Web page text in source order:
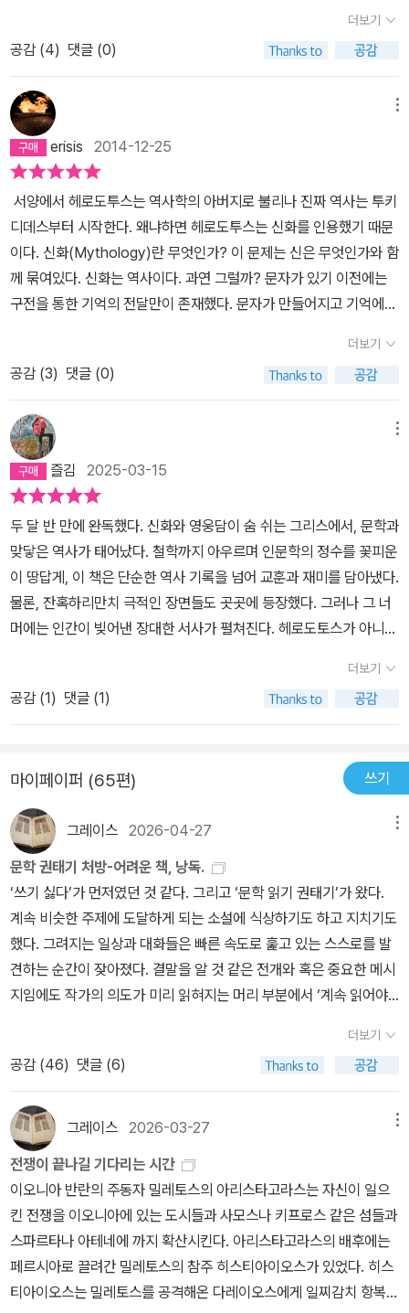
급되어 있다.이 글은 할리카르낫소스 출신 헤로도토스가 제출하는 탐
사 보고서다.그 목적은 인간들의 행적들이 시간이 지나면서 망각되
도 놀라운 업적들이사라지는 것을 막고, 무엇보다도 헬라스인들과비
헬라스인들이 서로 전쟁을 하게 된 원인을 밝히는 데 있다.5. 책의 신
빙성나는 솔직히 말해 아이귑토스의 경계 말고 아시아와 리뷔에의 경
계를 알지 못한다.(2권 17장)내가 지금까지 아이귑토스에 관해 말한
것은 내가 직접 보고 판단하고 탐사한 것에 근거한다. (2권 99장)나
는 들은 것을 전할 의무는 있지만, 들은 것을 다 믿을 의무는 없으며,
이 말은 이 책 전체에 적용된다. (7권 152장)정복하러 간 각 부족들
과 마주칠 때 그 부족의 유래와 관습, 중요인물들의 에피소드에 대해
상세하게 설명한 후 다시 사건을 진행하는 방식을 사용한다. 직접 여
해를 덧붙인다.6. 책의 내용페르시아 제국의 기틀을 마련한 퀴로스 2
세(재위 BC 559~529) 시기의 뤼디아와 메디아 왕국 정복,캄뷔세
스 2세(재위 BC 530~522) 시기의 아이귑토스(이집트) 정복, 다레
이오스 1세(재위 BC 522~486) 시기의 스퀴티스(스키타이) 및 리
뷔에(북아프리카) 원정 실패, 이오니아 반란(BC494), 마라톤 전투
참패(BC 490)를 통한 헬라스 원정 실패, 크세르크세스 1세(재위 B
C 486~465) 시기의 테르모퓔라이 전투, 아르테미시온 해전, 살라
미스 해전(BC 480), 플라타이아이 전투, 뮈칼레 전투(BC 479)를
통한 헬라스 원정 실패를 다루고 있다.수많은 에피소드가 있지만, 특
히 기억에 남는 에피소드는 다음과 같다.1권 29~33장 솔론과 크로이
소스크로이소스 : 세상에서 가장 행복한 사람은 누구인가?솔론 : 무
슨 일이든 그 결말이 어떻게 되는지 눈여겨 보아야 하옵니다. 신께서
2권 86장 아이귑토스 미이라 제작3권 39~43장 사모스 참주 폴뤼
통해서 다시 되찾은 운좋은 폴뤼크라테스 이야기매사에 성공하는 것
보다는 성공과 실패를 거듭하며 살아가는 것이 더 낫기 때문입니다.
매사에 성공하는 사람치고 말로가 비참하지 않은 사람의 이야기를 들
어본 적이 없기에 하는 말입니다.4권 73장 스퀴타이족 사우나4권 1
49장 오이디푸스 가문 요절6권 105장 마라톤 전투 원군을 스파르테
에 요청한 전령 필립피데스7권 35장 헬레스폰토스 바다를 채찍질하
는 크세르크세스7권 226장 테르모퓔라이 전투의 영웅 레오니다스와
디에네케스페르시아인들과의 전투가 시작되기 전 그는 어떤 트라키
스인에게서 페르시아인들이 활을 쏘면 화살들에 해가 가려질만큼 그
들의 수가 엄청나다는 말을 들었다고 한다. 그러나 그는 페르시아인
키스 친구여, 그대는 좋은소식을 전해주시는구려. 페르시아인들이 해
를 가려준다면, 우리는 햇볕이 아닌 그늘에서 싸우게 될 테니 말이
오.”7. 그리스-페르시아 전쟁의 원인그렇다면 헤로도토스가 말하고
싶었던 그리스-페르시아 전쟁의 원인은 무엇일까?이 20척의 함선은
헬라스인들에게도,비헬라스인들에게도 화근이 되었다. (5권 97장)
다레이오스는 이오니아인들이 반기를 든 대가를 톡톡히 치르게 되리
라는 것을 잘 알고 있었기에 그들에 관해서는 아무언급도 않고 아테
나이인들이 누구냐고 물었다고 한다. 그리고 대답을 듣고 나서 활을
달라고 하더니 시위에 화살을 얹고는 하늘을 향해 쏘았다고 한다. 그
리고 허공을 향해 화살을 쏘며 외쳤다고 한다. “제우스시여, 제가 아
테나이인들을 응징할 수 있게 해주소서!” 그렇게 말하고 나서 그는 시
고 여전히 전투의 승리를 위해 인신공양을 하거나 내장점을 치는 등
야만과 문명이 공존하는 공간이었음을 여실히 보여주고 있다. 신은
떠났어도 신탁의 위력은 사후적으로 공인되고 있는 것이다. 둘째, 현
명한 조언자인 데마라토스가 스파르테를 떠나 페르시아에 충성을 하
게 된 계기나 텟살리아인들이 오로지 포키스인들에 대한 적대감에서
페르시아에 부역하는 상황 등을 통해 하나의 큰 사건 안에서도 다른
이해관계에 얽힌 작은 사건들이 별도로 운행되고 있음을 잘 짚어준
다. 정혼 약속 때문에 아카이오이족이 합심하여 참전한 트로이 전쟁
의 낭만은 더 이상 찾아볼 수 없다. 마지막으로, 페르시아 전쟁을 통해
확립된 ‘헬라스인’들의 정체성과 결속감을 들 수 있다. 헤로도토스가
아테나이 사절단의 입을 빌려 말하고 있듯이, 서로 투닥거리면서도
개성을 지닌 도시국가들이 존망의 위기를 맞이하여, 점점이 떨어져
연히 구별되는 언어와 관습을 지니고 있다는 자각에 눈을 뜨게 된 것
이다. 이 발견은 일인 군주 치하의 예속을 거부하고 자유의 위대함을
천명한 대목과 함께 그리스 사회의 빛나는 문명화를 대변하지만 흡사
신의 장난처럼 거대한 적을 물리치고 난 후에 싹튼 사회적 오만함은
그 토대를 완전히 뿌리 뽑아버렸다. 페르시아 전쟁의 놀라운 승리는
그리스를 단결시켰지만 자신들의 힘을 과신하게 만들었고 종국에는
펠로폰네소스 전쟁이라는 끔찍한 내전을 불러왔다.
헬라스가 그리스를 통칭하는 말인지를 알 수 없다면 내용을 이해하기
어렵다. 지리를 아는 것이 중요하다고 했는데, 지도를 봐도 당시의 명
도에서 찾아야 한다. 뤼디아 왕국의 수도였고, 페르시아에 병합된 후
중요한 지역이었던 사르데이스는 현재 튀니키예 마니사주 샤르트이
다. 다행히 <역사>에 몇 장의 지도가 있다. 그 당시의 지역명으로 표
기된 지도를 통해 전체적인 조망이 가능하지만, 책에 언급된 모든 지
역과 도시를 포함하고 있지는 않다. 이 책의저자인 헤로도토스는 기
원전 485년에 태어났다고 한다. 처음에 <역사>가 그리스-페르시아
전쟁에 대한 역사책으로 알았다. 그래서, 당연히 헤로도토스가 그리
스인이라고 생각했는데,책을 구매 후 읽어 보니 그는 소아시아 서남
부 카리아 지방의할리카르낫소스 시에서 태어났다고 한다. 이곳은 현
지방은 그리스 문화권이었기때문에 헤로도토스도 그리스의 영향을
많이 받았을 것이다. 이오니아는 에게해에 접한 튀르키예 남서부 지
역를 칭하는 말이다. 헤로도토스는 방대한 기록을 남겼다.헤로도토스
가대단한 저술가라고 말할 수 있다. 기원 전 시대에 기록물이 있던 것
도 아니고, 교통이 편한 것도 아니지만, 많은 지역을 직접 방문하고,탐
문하면서 기록을 남겼다는 것은 놀랄 일이다. 북아프리카, 이집트, 에
티오피아, 시리아, 이라크, 이란, 튀르키에, 불가리아, 그리스,시칠리
아 등을 여행하는 것도 쉽지 않은데, 여행하면서 기록하고, 듣고, 정리
하고, 후대에 글로 남겼다는 점은존경스럽다. 물론, 헤로도토스가 남
긴 많은 내용들이 사실이 아닐 수도 있다. 하지만, 그는 하나의 사건에
서로 다른 내용을 들었다면, 그것들을밝히고, 자신의 견해를 남긴다.
헤로도토스는 헬라스도시국가들과의 전쟁의 도화선이 된 이오니아
시아에 대해 적대적이지 않고, 객관성을 유지한다. 영화 300에서의
어처구니없는 페르시아의 묘사나 시오노 나나미의 그리스, 로마에 대
한 지나친 칭송보다 헤로도토스가 더 객관적인 저술가라고 생각한다.
리카 리비아) 내륙의 기후, 네일로스강(나일강)의 기원, 아이귑토스
와 아이티오피아의 관계 등을 설명했고, 각 민족의문화 및 생활 등에
대해 소개를 했다. 참으로 대단한 열정을 소유한 뛰어난 저술가라고
생각한다. 이제 페르시아의 발자취를 따라가보자. 페르시아의퀴로
스가 메디아와 뤼디아를 멸망시키고, 페르시아 제국을 만든다. 그리
고, 퀴로스의 아들인 캄뷔세스가 즉위 후 바뷜론, 이오니아, 소아시아,
아이큅토스를 침공해서 점령한다. 아이큅토스는 오늘날의 이집트이
다. 캄뷔세스가 폭정을 일삼자 다레이오스가 반란을 일으켜 페르시아
왕이 된다.다레이오스는 스퀴티스족을 징벌하기 위해 헬레스폰토스
크라이나까지 진출가지만,유목민인 스퀴티스는일정한 거처가 없었기
때문에 이 정벌은 실패한다. 그후 이오니아 지역에서 반란이 일어나
고, 아테나이가 지원 병력을 파견함으로써 그리스와 페르시아의 전쟁
이 시작된다. 당시페르시아는 엄청난 제국이었고, 아테나이, 스파르
타 등은 도시국가일 뿐이었다. 페르시아는 그리스 도시 국가에 대해
별로 관심이 없었지만,아테나이를 비롯한 헬라스 도시국가들의 페르
시아의 속주 지역인 이오니아에 자꾸 관여함에 따라 페르시아 제국의
힘을보여주기로 한다. 페르시아의정복은 피지배 국가를 멸망시키는
것이 아니었다. 항복을 하면, 속주로 만들어서 세금을 부과했고, 세금
만 낸다면 과도한 간섭을 안했다. 물론,페르시아가 전쟁을 할 경우에
는 속주에서 군대를 제공해야 했다. 만약, 항복을 안하고 버틴다면 쳐
더보기
공감 (4) 댓글 (0)
erisis 2014-12-25
서양에서 헤로도투스는 역사학의 아버지로 불리나 진짜 역사는 투키
디데스부터 시작한다. 왜냐하면 헤로도투스는 신화를 인용했기 때문
이다. 신화(Mythology)란 무엇인가? 이 문제는 신은 무엇인가와 함
께 묶여있다. 신화는 역사이다. 과연 그럴까? 문자가 있기 이전에는
구전을 통한 기억의 전달만이 존재했다. 문자가 만들어지고 기억에
신뢰성이 확보되었다. 이때는 거짓말을 하지 않았다. 사실을 사실로
적었다. 이게 무슨 말인가 좀 낮설 것이다. 헤로도투스는 페르시아 제
국의 그리스 침략을 적은 역사책이다. 그런데 그 당시에는 자연과 사
물을 영혼이 있고, 신적인 것이라고 여겼다. 신이 등장한다. 테세우스
의 크레타 원정에서 미노타우로스라는 반신반우가 등장한다. 19세기
크레타 발굴을 통해 이것은 신화가 아니라 역사적인 사실이었다는 것
이 증명되었다. 이것이 본래의 신화이다. 역사적인 사실, 거짓말이 아
닌 현재의 사건을 단지 자연과 사물에 대한 신화적인 표현으로 적었
을 뿐 1. 시기 2. 장소 3. 인물들이 정확하게 기록된 것이다. 신화적인
표현으로. 그렇다면 헤로도투스의 기록은 역사인가, 신화인가? 당연
히 신화적인 용어들이 나올 뿐 역사를 기록한 것이다. 그것도 천만다
행히 기록을 남겼다. 무슨 일이 있었는지 문자로 기록을 남기지 않았
다면 과거에 무슨 일이 있었는지 알 수가 없다. 그 과거의 모든 사실은
현재에 직접적인 영향을 미친다. 부모가 없이 자식은 존재하지 않듯
사항을 적는다면 중요한 사건들이 기록되고 그것을 통해 쉽게 개인과
사회를 이해할 수 있다. 이것이 그날의 기록이고 역사이다. 신은 본래
자연에 대한 두려움에서 등장한 것이다. 홍수가 일었다면 무엇을 생
각하게 되는가? 기상의 변화? 현대인에게도 인간이 잘못을 하여 자
연이 벌을 주었다는 생각이 여전히 남아있다. 신은 이렇게 홍수, 폭풍,
폭설 등의 자연 재해. 해와 달과 별과 구름 등의 하늘에 있는 것들. 강
과 바다와 산 같은 거대한 대상들. 살아있는 것들과 움직이지 않는 것
들이 모두 신으로 이해되게 되었다. 신은 이렇게 인간이 자연에 대해
과학과 합리로 이해하지 못했던 시대의 사고방식일 뿐이다. 그럼 앞
의 모든 것이 신인가? 태양은 생명 유지에 반드시 필요한 행성이고,
동안 곡해가 되어 이 말을 듣는 즉시, 사고 과정에서 유일신교가 따라
붙고 태어날 때부터 유일신교를 들은 사람들은 신이 없다는 말이 무
슨 뜻인가 매우 혼란에 빠지게 된다. 본래 신이라는 것은 자연의 만물
을 가리키는 것이었고, 유일신은 다신교 이집트의 최고 신인태양신을
유태인들이 지어낸 것이었을 뿐이다. 관련 증거는 너무 많다. 찾아보
면 안다. 예수라는 것은 로마 황제가 유일신을 이용해서 자신의 통치
를 더 철저하게 하려고 한 것일 뿐이다. 예수도 조작 신이다. 이슬람의
유일신도 당연히 조작 신이다. 신이 없는 종교, 신이 하나인 종교, 신
이 둘인 종교, 신이 매우 많은 종교가 있다. (0) 신이 없는 종교는 불
교이다. (1) 신이 하나인 종교는 유태교 - 예수 기독교 - 이슬람교이
더보기
공감 (3) 댓글 (0)
즐김 2025-03-15
두 달 반 만에 완독했다. 신화와 영웅담이 숨 쉬는 그리스에서, 문학과
맞닿은 역사가 태어났다. 철학까지 아우르며 인문학의 정수를 꽃피운
이 땅답게, 이 책은 단순한 역사 기록을 넘어 교훈과 재미를 담아냈다.
물론, 잔혹하리만치 극적인 장면들도 곳곳에 등장했다. 그러나 그 너
머에는 인간이 빚어낸 장대한 서사가 펼쳐진다. 헤로도토스가 아니었
인 장면은 페르시아 원정대의 규모였다. 지나가는 곳마다 초토화시킬
만큼 방대한 병력, 전쟁을 벌이기도 전에 그 자체로 승리를 확신했을
것이다. 그러나 허세만으로는 일당백의 전력을 갖춘 그리스군을 상대
그들의 용기와 전술은 어디에서 비롯되었을까?인상 깊었던 것은, 그
리스군이 전쟁을 앞두고 항상 신에게 제물을 바치고 전조를 살폈다는
점이다. 그만큼 그들은 신중했고, 전쟁의 승패가 신의 뜻에 달려 있음
을 믿었다. 수많은 도시국가가 하나로 뭉칠 수 있었던 것은 공통된 언
어와 문화 덕분이었다. 반면, 다양한 민족으로 이루어진 페르시아군
은 그 틈을 극복하지 못했다. 그리스의 전략회의는 공론의 장이었고,
그들이 가장 두려워한 것은 노예가 되는 것이었다. 자유민으로서 살
아가기 위해, 전쟁은 피할 수 없는 것이었고, 물러설 곳도 없었다. 페
르시아가 패해도 제국은 건재하지만, 그리스가 패하면 모든 것이 끝
토스는 이를 단순한 기록이 아니라, 존중해야 할 다양성으로 보았다.
그는 “관습이 왕이다”라는 말로 각 문화의 고유함을 인정했다. 인간
의 삶은 지형과 기후에 따라 만들어지고, 그만큼 다양한 모습으로 발
전한다. 그러나 그 다양성이 사라지는 순간, 생존력 또한 약해질 것이
다.결국, 인류의 역사는 전쟁의 역사다. 전쟁 속에서 서로 다른 관습과
문화가 만나고, 오늘날 우리가 아는 세계를 만들어왔다. 끝없는 도륙
속에서도 삶은 이어졌다. 예속을 거부하는 한, 침략과 방어의 싸움은
계속될 것이며, 그리스 동맹군이 남긴 승리의 기록도 두고두고 기억
될 것이다.페르시아 학자들에 따르면, 헬라스인들과 비헬라스인들이
반목하게 된 것은 포이니케인들 탓이라고 한다.- P25
더보기
공감 (1) 댓글 (1)
마이페이퍼 (65편) 쓰기
그레이스 2026-04-27
문학 권태기 처방-어려운 책, 낭독.
‘쓰기 싫다’가 먼저였던 것 같다. 그리고 ‘문학 읽기 권태기’가 왔다.
계속 비슷한 주제에 도달하게 되는 소설에 식상하기도 하고 지치기도
했다. 그려지는 일상과 대화들은 빠른 속도로 훑고 있는 스스로를 발
견하는 순간이 잦아졌다. 결말을 알 것 같은 전개와 혹은 중요한 메시
지임에도 작가의 의도가 미리 읽혀지는 머리 부분에서 ‘계속 읽어야
이도 있는 책 읽기와 두꺼운 책 함께 낭독하기였다. 그래서 선택한 책
이 움베르토 에코의 『경이로운 철학의 역사』다. 사이즈도 크고 페이
지도 많지만, 읽지 않고 모셔두기엔 너무 비싼 책이다.^^ 저녁을 먹
고 치우고 어둠이 내리는 길을 걸어서 만나기로 한 카페를 향했다. 마
음이 설렜다. 달리기와 산책을 하는 사람들을 지나 천변 길을 걸어서
카페에 도착했다. 다행히 카페는 한산했다. 창가 테이블이 자리를 잡
고 짊어지고 간 무거운 책을 꺼냈다. 함께 읽기로 한 독우(讀友)를 기
다리며 ‘이 두꺼운 책을 3권까지 무사히 읽을 수 있을까?’ 하고 잠깐
생각했다. 걱정보다는 기대, 드디어 읽게 되었다는 뿌듯함이 더 컸다.
사람이 없는 조용한 카페에서 음악이 잔잔히 흐르는 가운데 우리는
서론부터 읽어나갔다. 번갈아가며 조용한 목소리로 빠르게 읽다가 중
더보기
공감 (46) 댓글 (6)
그레이스 2026-03-27
전쟁이 끝나길 기다리는 시간
이오니아 반란의 주동자 밀레토스의 아리스타고라스는 자신이 일으
킨 전쟁을 이오니아에 있는 도시들과 사모스나 키프로스 같은 섬들과
스파르타나 아테네에 까지 확산시킨다. 아리스타고라스의 배후에는
페르시아로 끌려간 밀레토스의 참주 히스티아이오스가 있었다. 히스
티아이오스는 밀레토스를 공격해온 다레이오스에게 일찌감치 항복하